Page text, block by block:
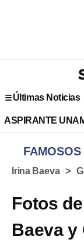
Últimas Noticias
ASPIRANTE
FAMOSOS
Irina Baeva
Fotos
Baeva y